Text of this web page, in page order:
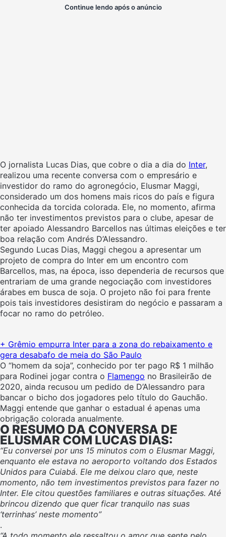
Continue lendo após o anúncio
O jornalista Lucas Dias, que cobre o dia a dia do Inter,
realizou uma recente conversa com o empresário e
investidor do ramo do agronegócio, Elusmar Maggi,
considerado um dos homens mais ricos do país e figura
conhecida da torcida colorada. Ele, no momento, afirma
não ter investimentos previstos para o clube, apesar de
ter apoiado Alessandro Barcellos nas últimas eleições e ter
boa relação com Andrés D’Alessandro.
Segundo Lucas Dias, Maggi chegou a apresentar um
projeto de compra do Inter em um encontro com
Barcellos, mas, na época, isso dependeria de recursos que
entrariam de uma grande negociação com investidores
árabes em busca de soja. O projeto não foi para frente
pois tais investidores desistiram do negócio e passaram a
focar no ramo do petróleo.
+ Grêmio empurra Inter para a zona do rebaixamento e
gera desabafo de meia do São Paulo
O “homem da soja”, conhecido por ter pago R$ 1 milhão
para Rodinei jogar contra o Flamengo no Brasileirão de
2020, ainda recusou um pedido de D’Alessandro para
bancar o bicho dos jogadores pelo título do Gauchão.
Maggi entende que ganhar o estadual é apenas uma
obrigação colorada anualmente.
O RESUMO DA CONVERSA DE
ELUSMAR COM LUCAS DIAS:
“Eu conversei por uns 15 minutos com o Elusmar Maggi,
enquanto ele estava no aeroporto voltando dos Estados
Unidos para Cuiabá. Ele me deixou claro que, neste
momento, não tem investimentos previstos para fazer no
Inter. Ele citou questões familiares e outras situações. Até
brincou dizendo que quer ficar tranquilo nas suas
‘terrinhas’ neste momento”
.